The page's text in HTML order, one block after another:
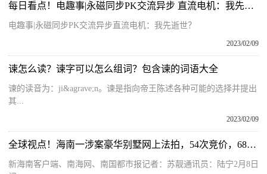
每日看点！电趣事|永磁同步PK交流异步 直流电机：我先逝世？
电趣事|永磁同步PK交流异步直流电机：我先逝世？
2023/02/09
谏怎么读？谏字可以怎么组词？包含谏的词语大全
谏的读音为：ji&agrave;n。谏是指向帝王陈述各种可能的选择并提出
其...
2023/02/09
全球视点！海南一涉案豪华别墅网上法拍，54次竞价，6800余万成交！
新海南客户端、南海网、南国都市报记者：苏靓通讯员：陆宁2月8日